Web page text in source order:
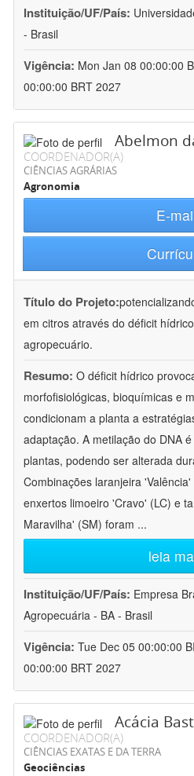
Instituição/UF/País:
- Brasil
Vigência: Mon Jan 08 00:00:00
00:00:00 BRT 2027
Abelmon
COORDENADOR(A)
CIÊNCIAS AGRÁRIAS
Agronomia
E-
Título do Projeto:
em citros através do déficit
agropecuário.
Resumo: O déficit hídrico
morfofisiológicas, bioquímicas e
condicionam a planta a
adaptação. A metilação do DNA
plantas, podendo ser alterada
Combinações laranjeira
enxertos limoeiro 'Cravo' (LC) e
Maravilha' (SM) foram ...
leia
Instituição/UF/País: Empresa
Agropecuária - BA - Brasil
Vigência: Tue Dec 05 00:00:00
00:00:00 BRT 2027
Acácia
COORDENADOR(A)
CIÊNCIAS EXATAS E DA TERRA
Geociências